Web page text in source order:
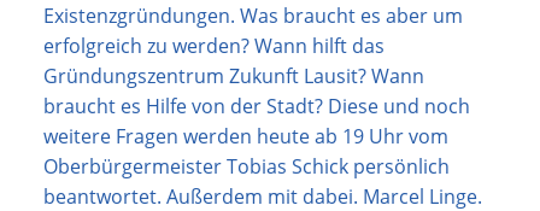
Existenzgründungen. Was braucht es aber um
erfolgreich zu werden? Wann hilft das
Gründungszentrum Zukunft Lausit? Wann
braucht es Hilfe von der Stadt? Diese und noch
weitere Fragen werden heute ab 19 Uhr vom
Oberbürgermeister Tobias Schick persönlich
beantwortet. Außerdem mit dabei. Marcel Linge.